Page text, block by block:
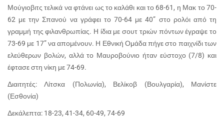
Μούγιοβιτς τελικά να φτάνει ως το καλάθι και το 68-61, η Μακ το 70-
62 με την Σπανού να γράφει το 70-64 με 40” στο ρολόι από τη
γραμμή της φιλανθρωπίας. Η ίδια με σουτ τριών πόντων έγραψε το
73-69 με 17” να απομένουν. Η Εθνική Ομάδα πήγε στο παιχνίδι των
ελεύθερων βολών, αλλά το Μαυροβούνιο ήταν εύστοχο (7/8) και
έφτασε στη νίκη με 74-69.
Διαιτητές: Λίτσκα (Πολωνία), Βελίκοβ (Βουλγαρία), Μανίστε
(Εσθονία)
Δεκάλεπτα: 18-23, 41-34, 60-49, 74-69